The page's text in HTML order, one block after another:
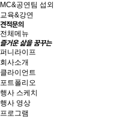
MC&공연팀 섭외
교육&강연
견적문의
전체메뉴
즐거운 삶을 꿈꾸는
퍼니라이프
회사소개
클라이언트
포트폴리오
행사 스케치
행사 영상
프로그램